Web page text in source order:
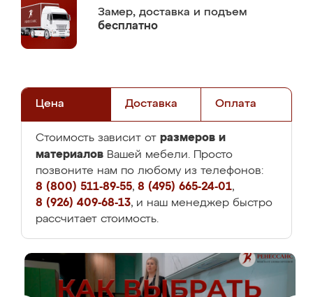
Замер, доставка и подъем
бесплатно
Цена Доставка Оплата
Стоимость зависит от размеров и
материалов Вашей мебели. Просто
позвоните нам по любому из телефонов:
8 (800) 511-89-55, 8 (495) 665-24-01,
8 (926) 409-68-13, и наш менеджер быстро
рассчитает стоимость.